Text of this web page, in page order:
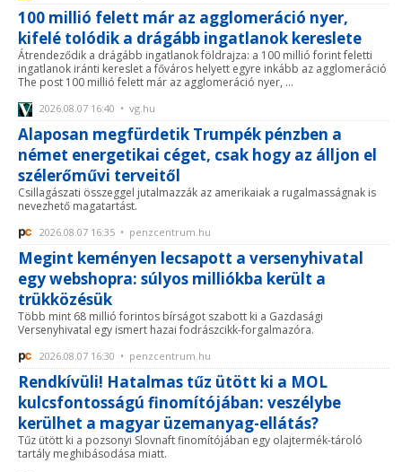
100 millió felett már az agglomeráció nyer,
kifelé tolódik a drágább ingatlanok kereslete
Átrendeződik a drágább ingatlanok földrajza: a 100 millió forint feletti
ingatlanok iránti kereslet a főváros helyett egyre inkább az agglomeráció
The post 100 millió felett már az agglomeráció nyer, ...
2026.08.07 16:40 • vg.hu
Alaposan megfürdetik Trumpék pénzben a
német energetikai céget, csak hogy az álljon el
szélerőművi terveitől
Csillagászati összeggel jutalmazzák az amerikaiak a rugalmasságnak is
nevezhető magatartást.
2026.08.07 16:35 • penzcentrum.hu
Megint keményen lecsapott a versenyhivatal
egy webshopra: súlyos milliókba került a
trükközésük
Több mint 68 millió forintos bírságot szabott ki a Gazdasági
Versenyhivatal egy ismert hazai fodrászcikk-forgalmazóra.
2026.08.07 16:30 • penzcentrum.hu
Rendkívüli! Hatalmas tűz ütött ki a MOL
kulcsfontosságú finomítójában: veszélybe
kerülhet a magyar üzemanyag-ellátás?
Tűz ütött ki a pozsonyi Slovnaft finomítójában egy olajtermék-tároló
tartály meghibásodása miatt.